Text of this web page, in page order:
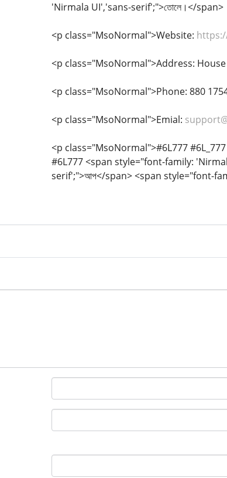
'Nirmala UI','sans-serif';">তোলে।</span>
<p class="MsoNormal">Website:
<p class="MsoNormal">Address:
<p class="MsoNormal">Phone: 880
<p class="MsoNormal">Emial:
<p class="MsoNormal">#6L777
#6L777 <span style="font-family:
serif';">আপ</span> <span style="font-